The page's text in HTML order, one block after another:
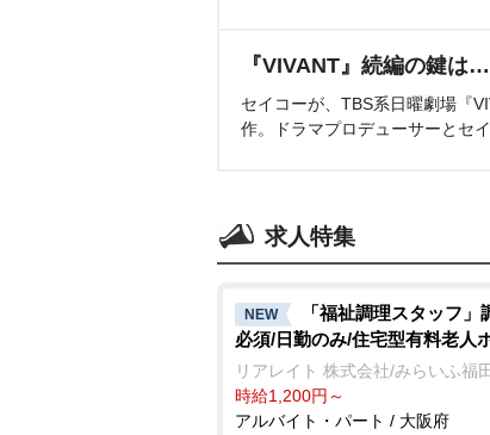
『VIVANT』続編の鍵は
セイコーが、TBS系日曜劇場『
作。ドラマプロデューサーとセ
求人特集
NEW
「福祉調理スタッフ」
必須/日勤のみ/住宅型有料老人
リアレイト 株式会社/みらいふ福田
時給1,200円～
アルバイト・パート / 大阪府